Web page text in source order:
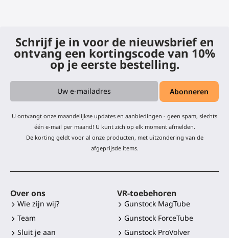
Schrijf je in voor de nieuwsbrief en
ontvang een kortingscode van 10%
op je eerste bestelling.
U ontvangt onze maandelijkse updates en aanbiedingen - geen spam, slechts
één e-mail per maand! U kunt zich op elk moment afmelden.
De korting geldt voor al onze producten, met uitzondering van de
afgeprijsde items.
Over ons
Wie zijn wij?
Team
Sluit je aan
VR-toebehoren
Gunstock MagTube
Gunstock ForceTube
Gunstock ProVolver